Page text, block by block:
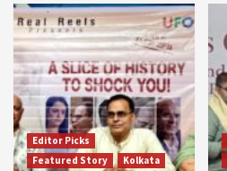
Editor Picks
Featured Story
Kolkata